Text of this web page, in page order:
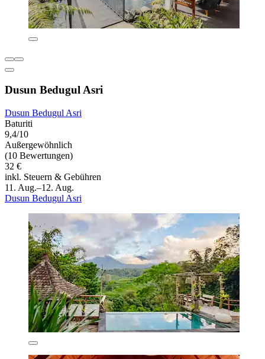
Dusun Bedugul Asri
Dusun Bedugul Asri
Baturiti
9,4/10
Außergewöhnlich
(10 Bewertungen)
32 €
inkl. Steuern & Gebühren
11. Aug.–12. Aug.
Dusun Bedugul Asri